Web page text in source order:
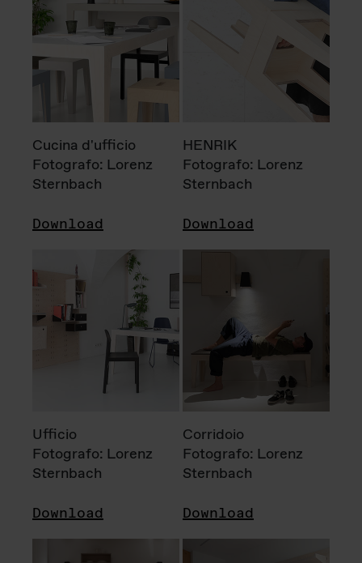
Cucina d'ufficio
Fotografo: Lorenz
Sternbach
Download
HENRIK
Fotografo: Lorenz
Sternbach
Download
Ufficio
Fotografo: Lorenz
Sternbach
Download
Corridoio
Fotografo: Lorenz
Sternbach
Download